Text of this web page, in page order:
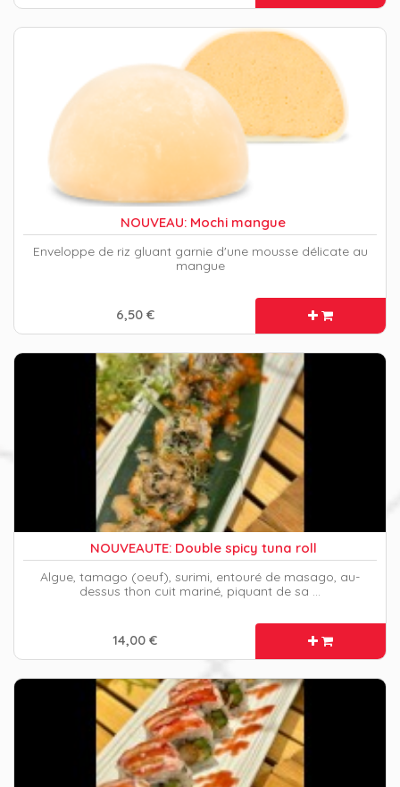
NOUVEAU: Mochi mangue
Enveloppe de riz gluant garnie d'une mousse délicate au
mangue
6,50 €
NOUVEAUTE: Double spicy tuna roll
Algue, tamago (oeuf), surimi, entouré de masago, au-
dessus thon cuit mariné, piquant de sa …
14,00 €